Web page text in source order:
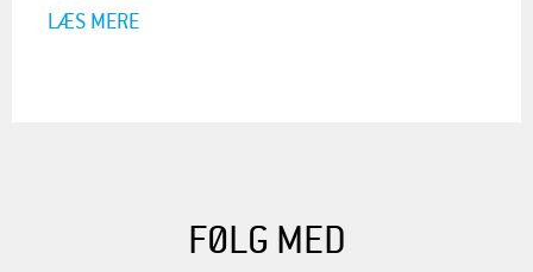
LÆS MERE
FØLG MED